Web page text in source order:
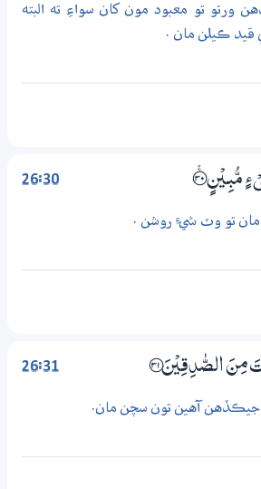
ورتو تو معبود مون کان سواءِ ته البته
ڪيلن مان .
26:30 مُّبِيْنٍ ؀ۚ30
مان تو وٽ شيءِ روشن .
26:31 الصّٰدِقِيْنَ ؀31
جيڪڏهن آهين تون سچن مان.